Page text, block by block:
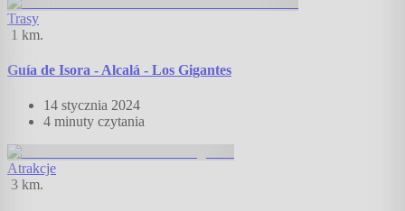
Trasy
1 km.
Guía de Isora - Alcalá - Los Gigantes
14 stycznia 2024
4 minuty czytania
Atrakcje
3 km.